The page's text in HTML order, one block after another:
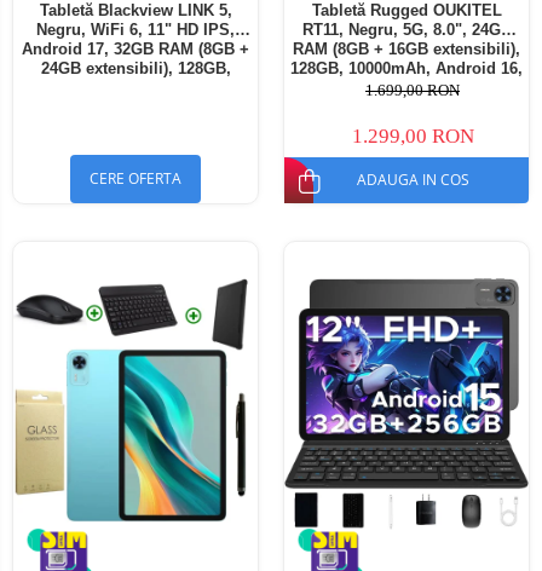
Tabletă Blackview LINK 5,
Negru, WiFi 6, 11" HD IPS,
Android 17, 32GB RAM (8GB +
24GB extensibili), 128GB,
CERE OFERTA
Tabletă Rugged OUKITEL
RT11, Negru, 5G, 8.0", 24GB
RAM (8GB + 16GB extensibili),
128GB, 10000mAh, Android 16,
Cameră 16MP AI, Dock
1.699,00 RON
1.299,00 RON
ADAUGA IN COS